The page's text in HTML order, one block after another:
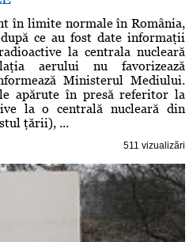
în limite normale în România,
ce au fost date informaţii
la centrala nucleară
aerului nu favorizează
Ministerul Mediului.
apărute în presă referitor la
la o centrală nucleară din
ţării), ...
511 vizualizări